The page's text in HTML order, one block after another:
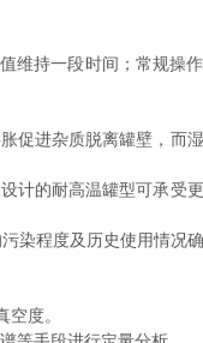
持一段时间；常规操
进杂质脱离罐壁，而
的耐高温罐型可承受
程度及历史使用情况
度。